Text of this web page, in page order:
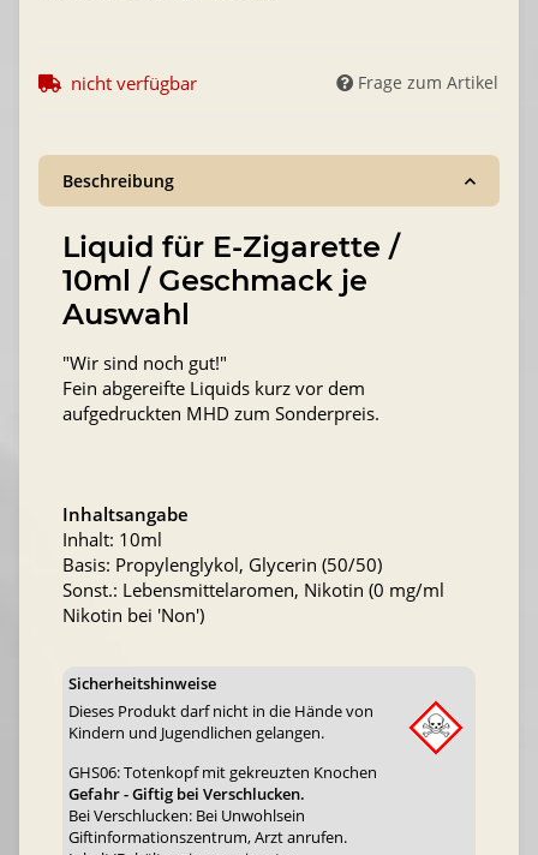
nicht verfügbar Frage zum Artikel
Beschreibung
Liquid für E-Zigarette /
10ml / Geschmack je
Auswahl
"Wir sind noch gut!"
Fein abgereifte Liquids kurz vor dem
aufgedruckten MHD zum Sonderpreis.
Inhaltsangabe
Inhalt: 10ml
Basis: Propylenglykol, Glycerin (50/50)
Sonst.: Lebensmittelaromen, Nikotin (0 mg/ml
Nikotin bei 'Non')
Sicherheitshinweise
Dieses Produkt darf nicht in die Hände von
Kindern und Jugendlichen gelangen.
GHS06: Totenkopf mit gekreuzten Knochen
Gefahr - Giftig bei Verschlucken.
Bei Verschlucken: Bei Unwohlsein
Giftinformationszentrum, Arzt anrufen.